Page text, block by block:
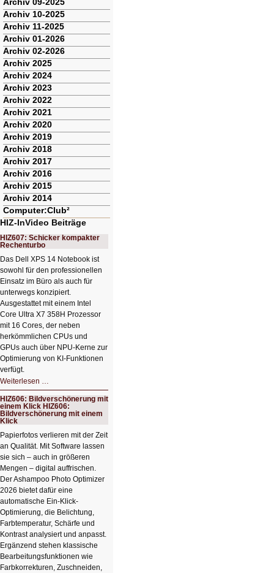
Archiv 10-2025
Archiv 11-2025
Archiv 01-2026
Archiv 02-2026
Archiv 2025
Archiv 2024
Archiv 2023
Archiv 2022
Archiv 2021
Archiv 2020
Archiv 2019
Archiv 2018
Archiv 2017
Archiv 2016
Archiv 2015
Archiv 2014
Computer:Club²
HIZ-InVideo Beiträge
HIZ607: Schicker kompakter
Rechenturbo
Das Dell XPS 14 Notebook ist
sowohl für den professionellen
Einsatz im Büro als auch für
unterwegs konzipiert.
Ausgestattet mit einem Intel
Core Ultra X7 358H Prozessor
mit 16 Cores, der neben
herkömmlichen CPUs und
GPUs auch über NPU-Kerne zur
Optimierung von KI-Funktionen
verfügt.
Weiterlesen …
Schicker
kompakter
Rechenturbo
HIZ606: Bildverschönerung mit
einem Klick HIZ606:
Bildverschönerung mit einem
Klick
Papierfotos verlieren mit der Zeit
an Qualität. Mit Software lassen
sie sich – auch in größeren
Mengen – digital auffrischen.
Der Ashampoo Photo Optimizer
2026 bietet dafür eine
automatische Ein-Klick-
Optimierung, die Belichtung,
Farbtemperatur, Schärfe und
Kontrast analysiert und anpasst.
Ergänzend stehen klassische
Bearbeitungsfunktionen wie
Farbkorrekturen, Zuschneiden,